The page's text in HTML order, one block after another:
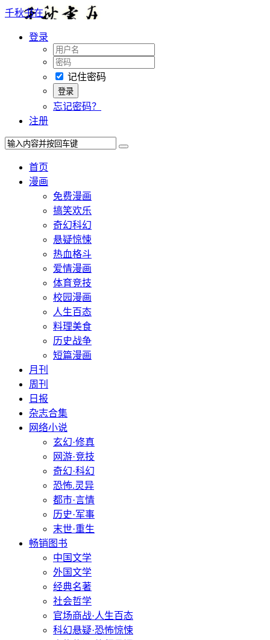
千秋书在
登录
记住密码
忘记密码？
注册
首页
漫画
免费漫画
搞笑欢乐
奇幻科幻
悬疑惊悚
热血格斗
爱情漫画
体育竞技
校园漫画
人生百态
料理美食
历史战争
短篇漫画
月刊
周刊
日报
杂志合集
网络小说
玄幻·修真
网游·竞技
奇幻·科幻
恐怖.灵异
都市·言情
历史·军事
末世·重生
畅销图书
中国文学
外国文学
经典名著
社会哲学
官场商战·人生百态
科幻悬疑·恐怖惊悚